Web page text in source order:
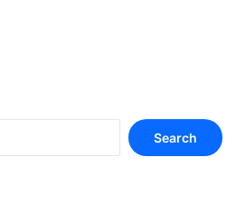
Search
for: